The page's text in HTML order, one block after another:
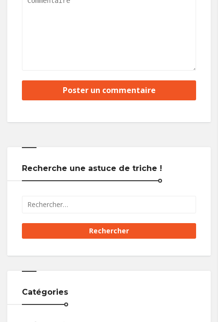
Recherche une astuce de triche !
Catégories